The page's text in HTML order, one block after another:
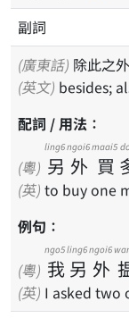
副詞
(廣東話) 除此之
(英文) besides;
配詞 / 用法：
(粵) 另
ling6
外
ngoi6
買
maai5
(英) to buy one
例句：
(粵) 我
ngo5
另
ling6
外
ngoi6
(英) I asked two